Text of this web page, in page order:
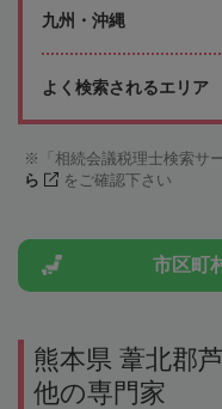
九州・沖縄
よく検索されるエリア
「相続会議税理士検索サ
ら
をご確認下さい
市区町
熊本県 葦北郡
他の専門家